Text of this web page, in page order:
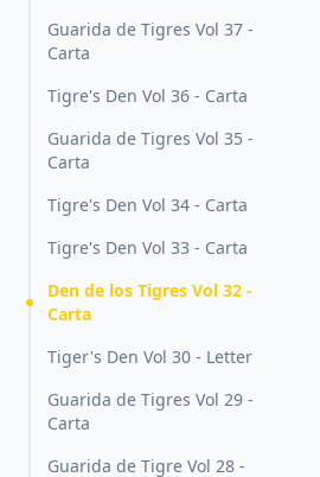
Guarida de Tigres Vol 37 -
Carta
Tigre's Den Vol 36 - Carta
Guarida de Tigres Vol 35 -
Carta
Tigre's Den Vol 34 - Carta
Tigre's Den Vol 33 - Carta
Den de los Tigres Vol 32 -
Carta
Tiger's Den Vol 30 - Letter
Guarida de Tigres Vol 29 -
Carta
Guarida de Tigre Vol 28 -